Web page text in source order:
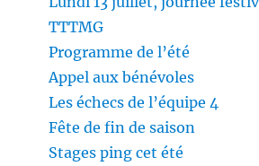
TTTMG
Programme de l’été
Appel aux bénévoles
Les échecs de l’équipe 4
Fête de fin de saison
Stages ping cet été